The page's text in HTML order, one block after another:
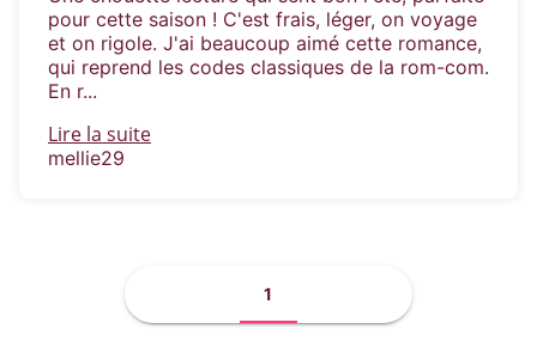
pour cette saison ! C'est frais, léger, on voyage
et on rigole. J'ai beaucoup aimé cette romance,
qui reprend les codes classiques de la rom-com.
En r...
Lire la suite
mellie29
1